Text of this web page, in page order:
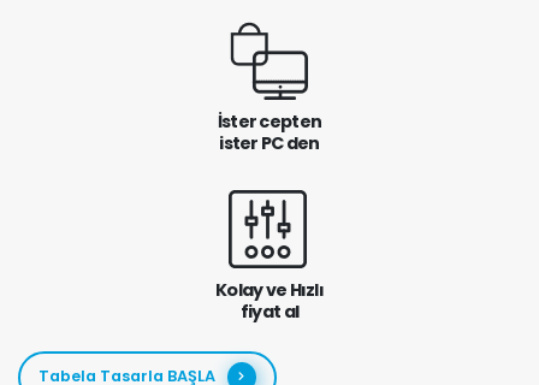
İster cepten
ister PC den
Kolay ve Hızlı
fiyat al
Tabela Tasarla BAŞLA